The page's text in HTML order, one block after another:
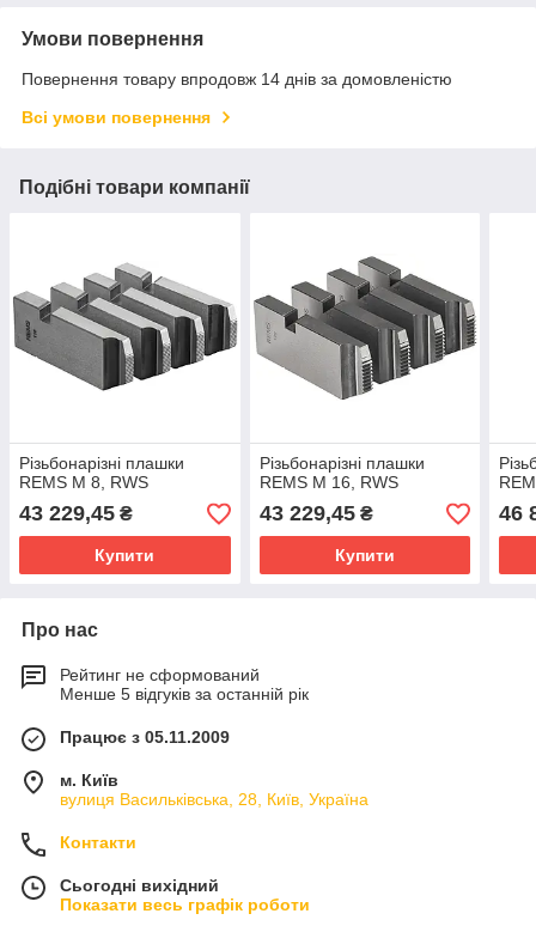
Умови повернення
Повернення товару впродовж 14 днів за домовленістю
Всі умови повернення
Подібні товари компанії
Різьбонарізні плашки
REMS M 8, RWS
43 229,45 ₴
Купити
Різьбонарізні плашки
REMS M 16, RWS
43 229,45₴
Купити
46
Про нас
Рейтинг не сформований
Менше 5 відгуків за останній рік
Працює з 05.11.2009
м. Київ
вулиця Васильківська, 28, Київ, Україна
Контакти
Сьогодні вихідний
Показати весь графік роботи